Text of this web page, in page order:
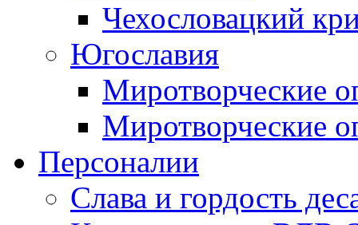
Чехословацкий
Югославия
Миротворческие
Миротворческие
Персоналии
Слава и гордость